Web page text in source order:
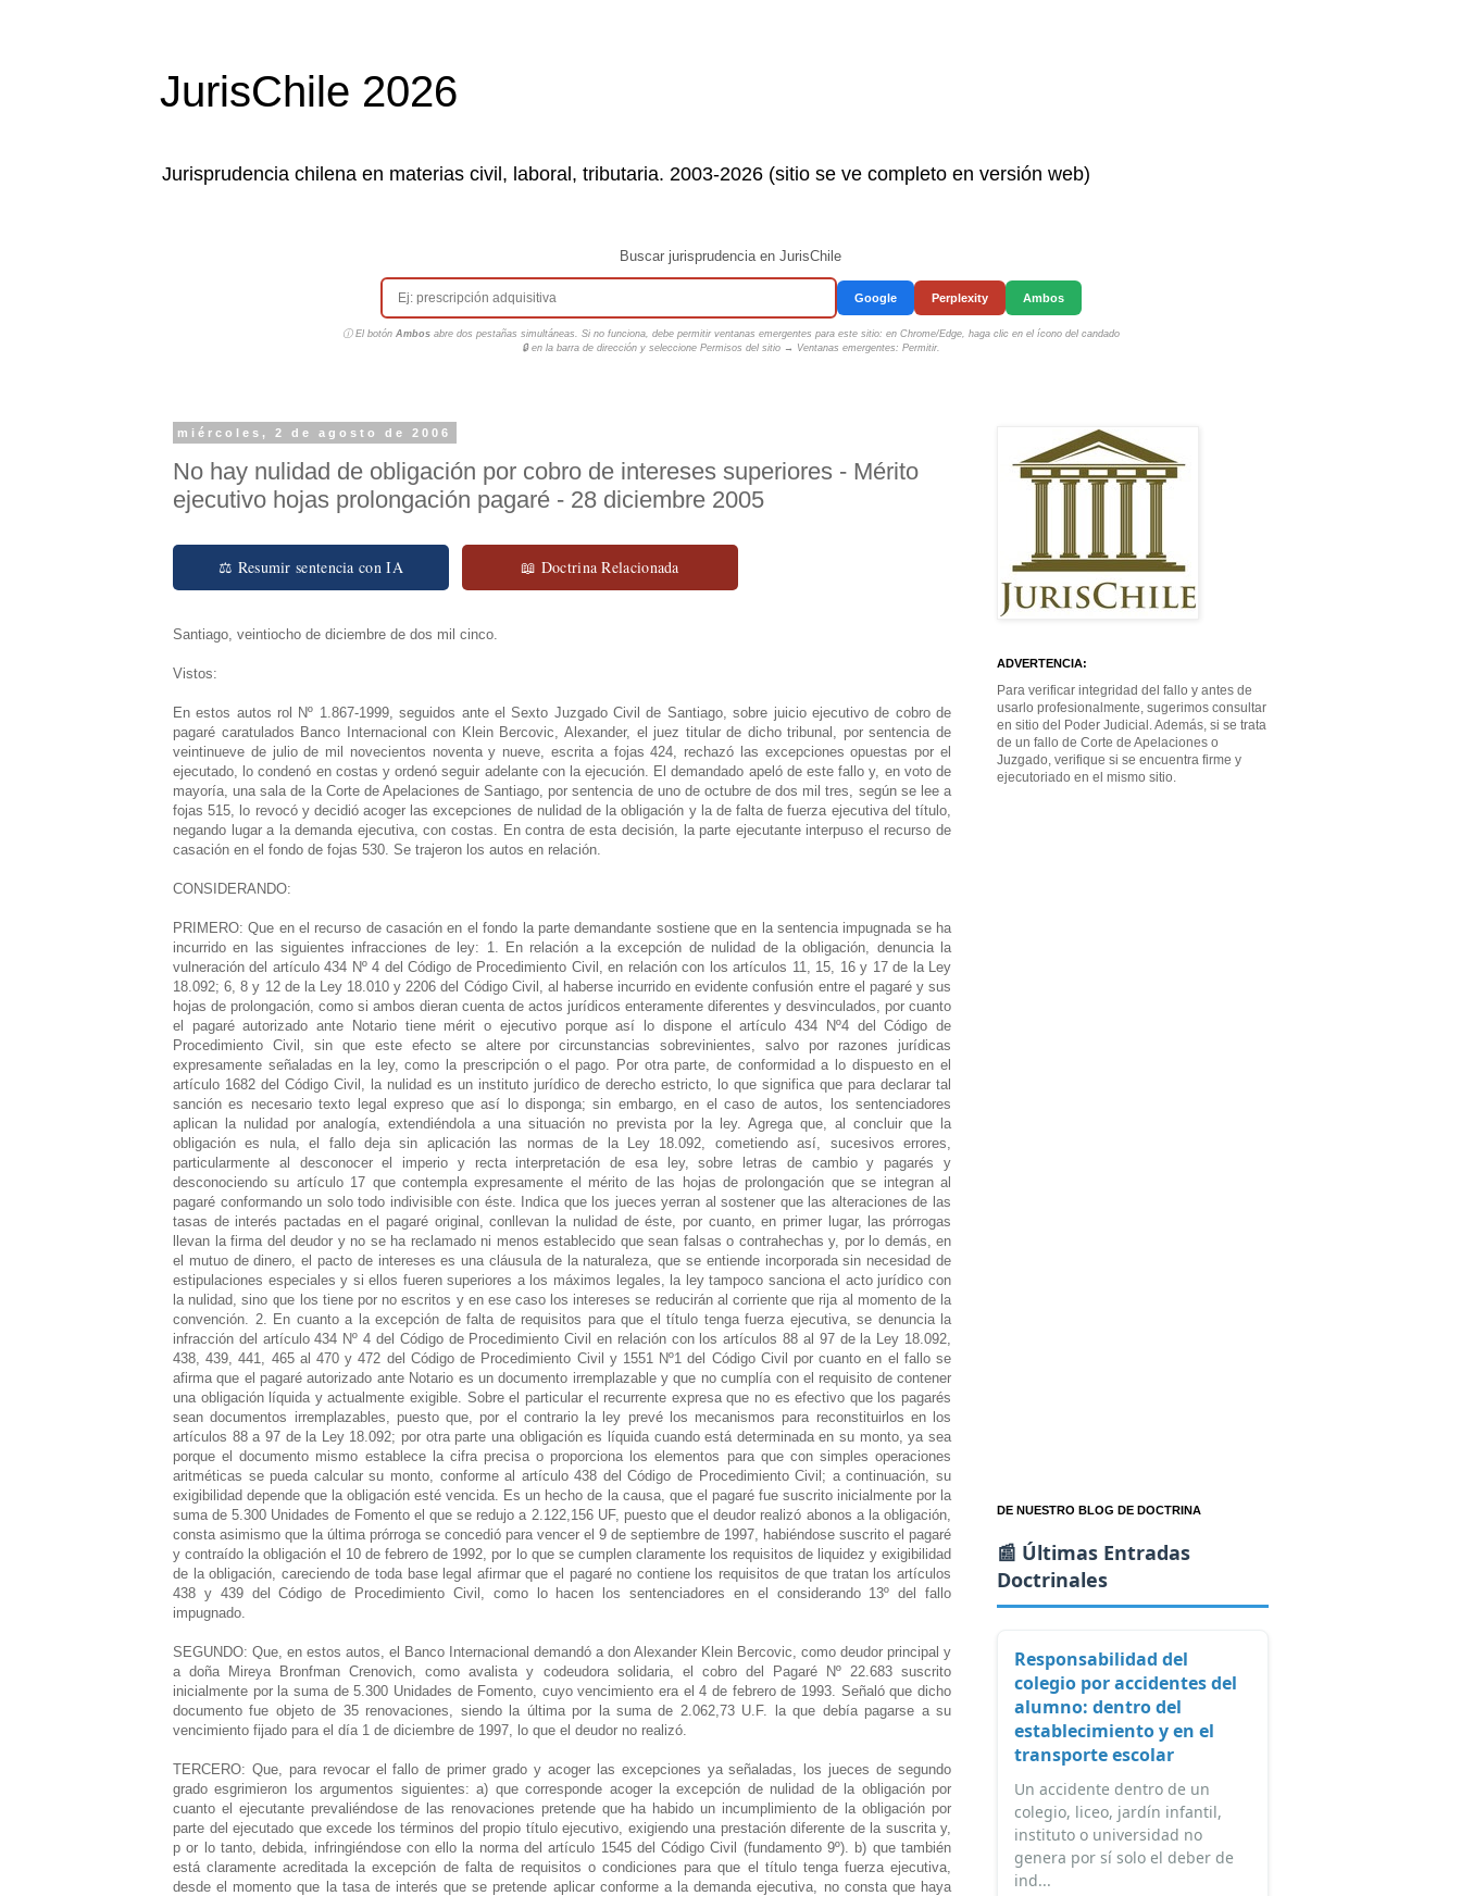
JurisChile 2026
Jurisprudencia chilena en materias civil, laboral, tributaria. 2003-2026 (sitio se ve completo en versión web)
Buscar jurisprudencia en JurisChile
Google Perplexity Ambos
ⓘ El botón Ambosabre dos pestañas simultáneas. Si no funciona, debe permitir ventanas emergentes para este sitio: en Chrome/Edge, haga clic en el ícono del candado
🔒 en la barra de dirección y seleccione Permisos del sitio → Ventanas emergentes: Permitir.
miércoles, 2 de agosto de 2006
No hay nulidad de obligación por cobro de intereses superiores - Mérito
ejecutivo hojas prolongación pagaré - 28 diciembre 2005
⚖ Resumir sentencia con IA 📖 Doctrina Relacionada
Santiago, veintiocho de diciembre de dos mil cinco.
Vistos:
En estos autos rol Nº 1.867-1999, seguidos ante el Sexto Juzgado Civil de Santiago, sobre juicio ejecutivo de cobro de
pagaré caratulados Banco Internacional con Klein Bercovic, Alexander, el juez titular de dicho tribunal, por sentencia de
veintinueve de julio de mil novecientos noventa y nueve, escrita a fojas 424, rechazó las excepciones opuestas por el
ejecutado, lo condenó en costas y ordenó seguir adelante con la ejecución. El demandado apeló de este fallo y, en voto de
mayoría, una sala de la Corte de Apelaciones de Santiago, por sentencia de uno de octubre de dos mil tres, según se lee a
fojas 515, lo revocó y decidió acoger las excepciones de nulidad de la obligación y la de falta de fuerza ejecutiva del título,
negando lugar a la demanda ejecutiva, con costas. En contra de esta decisión, la parte ejecutante interpuso el recurso de
casación en el fondo de fojas 530. Se trajeron los autos en relación.
CONSIDERANDO:
PRIMERO: Que en el recurso de casación en el fondo la parte demandante sostiene que en la sentencia impugnada se ha
incurrido en las siguientes infracciones de ley: 1. En relación a la excepción de nulidad de la obligación, denuncia la
vulneración del artículo 434 Nº 4 del Código de Procedimiento Civil, en relación con los artículos 11, 15, 16 y 17 de la Ley
18.092; 6, 8 y 12 de la Ley 18.010 y 2206 del Código Civil, al haberse incurrido en evidente confusión entre el pagaré y sus
hojas de prolongación, como si ambos dieran cuenta de actos jurídicos enteramente diferentes y desvinculados, por cuanto
el pagaré autorizado ante Notario tiene mérit o ejecutivo porque así lo dispone el artículo 434 Nº4 del Código de
Procedimiento Civil, sin que este efecto se altere por circunstancias sobrevinientes, salvo por razones jurídicas
expresamente señaladas en la ley, como la prescripción o el pago. Por otra parte, de conformidad a lo dispuesto en el
artículo 1682 del Código Civil, la nulidad es un instituto jurídico de derecho estricto, lo que significa que para declarar tal
sanción es necesario texto legal expreso que así lo disponga; sin embargo, en el caso de autos, los sentenciadores
aplican la nulidad por analogía, extendiéndola a una situación no prevista por la ley. Agrega que, al concluir que la
obligación es nula, el fallo deja sin aplicación las normas de la Ley 18.092, cometiendo así, sucesivos errores,
particularmente al desconocer el imperio y recta interpretación de esa ley, sobre letras de cambio y pagarés y
desconociendo su artículo 17 que contempla expresamente el mérito de las hojas de prolongación que se integran al
pagaré conformando un solo todo indivisible con éste. Indica que los jueces yerran al sostener que las alteraciones de las
tasas de interés pactadas en el pagaré original, conllevan la nulidad de éste, por cuanto, en primer lugar, las prórrogas
llevan la firma del deudor y no se ha reclamado ni menos establecido que sean falsas o contrahechas y, por lo demás, en
el mutuo de dinero, el pacto de intereses es una cláusula de la naturaleza, que se entiende incorporada sin necesidad de
estipulaciones especiales y si ellos fueren superiores a los máximos legales, la ley tampoco sanciona el acto jurídico con
la nulidad, sino que los tiene por no escritos y en ese caso los intereses se reducirán al corriente que rija al momento de la
convención. 2. En cuanto a la excepción de falta de requisitos para que el título tenga fuerza ejecutiva, se denuncia la
infracción del artículo 434 Nº 4 del Código de Procedimiento Civil en relación con los artículos 88 al 97 de la Ley 18.092,
438, 439, 441, 465 al 470 y 472 del Código de Procedimiento Civil y 1551 Nº1 del Código Civil por cuanto en el fallo se
afirma que el pagaré autorizado ante Notario es un documento irremplazable y que no cumplía con el requisito de contener
una obligación líquida y actualmente exigible. Sobre el particular el recurrente expresa que no es efectivo que los pagarés
sean documentos irremplazables, puesto que, por el contrario la ley prevé los mecanismos para reconstituirlos en los
artículos 88 a 97 de la Ley 18.092; por otra parte una obligación es líquida cuando está determinada en su monto, ya sea
porque el documento mismo establece la cifra precisa o proporciona los elementos para que con simples operaciones
aritméticas se pueda calcular su monto, conforme al artículo 438 del Código de Procedimiento Civil; a continuación, su
exigibilidad depende que la obligación esté vencida. Es un hecho de la causa, que el pagaré fue suscrito inicialmente por la
suma de 5.300 Unidades de Fomento el que se redujo a 2.122,156 UF, puesto que el deudor realizó abonos a la obligación,
consta asimismo que la última prórroga se concedió para vencer el 9 de septiembre de 1997, habiéndose suscrito el pagaré
y contraído la obligación el 10 de febrero de 1992, por lo que se cumplen claramente los requisitos de liquidez y exigibilidad
de la obligación, careciendo de toda base legal afirmar que el pagaré no contiene los requisitos de que tratan los artículos
438 y 439 del Código de Procedimiento Civil, como lo hacen los sentenciadores en el considerando 13º del fallo
impugnado.
SEGUNDO: Que, en estos autos, el Banco Internacional demandó a don Alexander Klein Bercovic, como deudor principal y
a doña Mireya Bronfman Crenovich, como avalista y codeudora solidaria, el cobro del Pagaré Nº 22.683 suscrito
inicialmente por la suma de 5.300 Unidades de Fomento, cuyo vencimiento era el 4 de febrero de 1993. Señaló que dicho
documento fue objeto de 35 renovaciones, siendo la última por la suma de 2.062,73 U.F. la que debía pagarse a su
vencimiento fijado para el día 1 de diciembre de 1997, lo que el deudor no realizó.
TERCERO: Que, para revocar el fallo de primer grado y acoger las excepciones ya señaladas, los jueces de segundo
grado esgrimieron los argumentos siguientes: a) que corresponde acoger la excepción de nulidad de la obligación por
cuanto el ejecutante prevaliéndose de las renovaciones pretende que ha habido un incumplimiento de la obligación por
parte del ejecutado que excede los términos del propio título ejecutivo, exigiendo una prestación diferente de la suscrita y,
p or lo tanto, debida, infringiéndose con ello la norma del artículo 1545 del Código Civil (fundamento 9º). b) que también
está claramente acreditada la excepción de falta de requisitos o condiciones para que el título tenga fuerza ejecutiva,
desde el momento que la tasa de interés que se pretende aplicar conforme a la demanda ejecutiva, no consta que haya
ADVERTENCIA:
Para verificar integridad del fallo y antes de
usarlo profesionalmente, sugerimos consultar
en sitio del Poder Judicial. Además, si se trata
de un fallo de Corte de Apelaciones o
Juzgado, verifique si se encuentra firme y
ejecutoriado en el mismo sitio.
DE NUESTRO BLOG DE DOCTRINA
📰 Últimas Entradas
Doctrinales
Responsabilidad del
colegio por accidentes del
alumno: dentro del
establecimiento y en el
transporte escolar
Un accidente dentro de un
colegio, liceo, jardín infantil,
instituto o universidad no
genera por sí solo el deber de
ind...